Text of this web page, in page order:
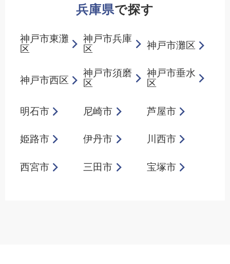
兵庫県で探す
神戸市東灘
区
神戸市兵庫
区
神戸市灘区
神戸市西区
神戸市須磨
区
神戸市垂水
区
明石市 尼崎市 芦屋市
姫路市 伊丹市 川西市
西宮市 三田市 宝塚市